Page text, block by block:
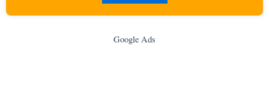
Google Ads